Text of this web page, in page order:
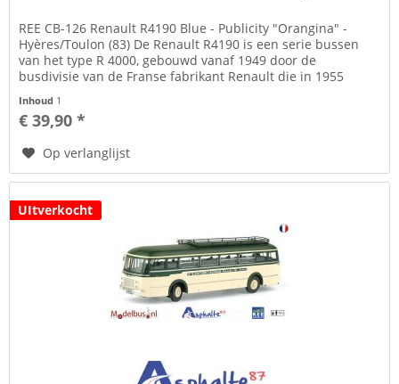
REE CB-126 Renault R4190 Blue - Publicity "Orangina" -
Hyères/Toulon (83) De Renault R4190 is een serie bussen
van het type R 4000, gebouwd vanaf 1949 door de
busdivisie van de Franse fabrikant Renault die in 1955
Inhoud 1
€ 39,90 *
Op verlanglijst
UItverkocht